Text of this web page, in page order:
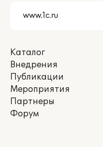
Каталог
Внедрения
Публикации
Мероприятия
Партнеры
Форум